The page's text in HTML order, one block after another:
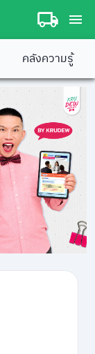
คลังความรู้